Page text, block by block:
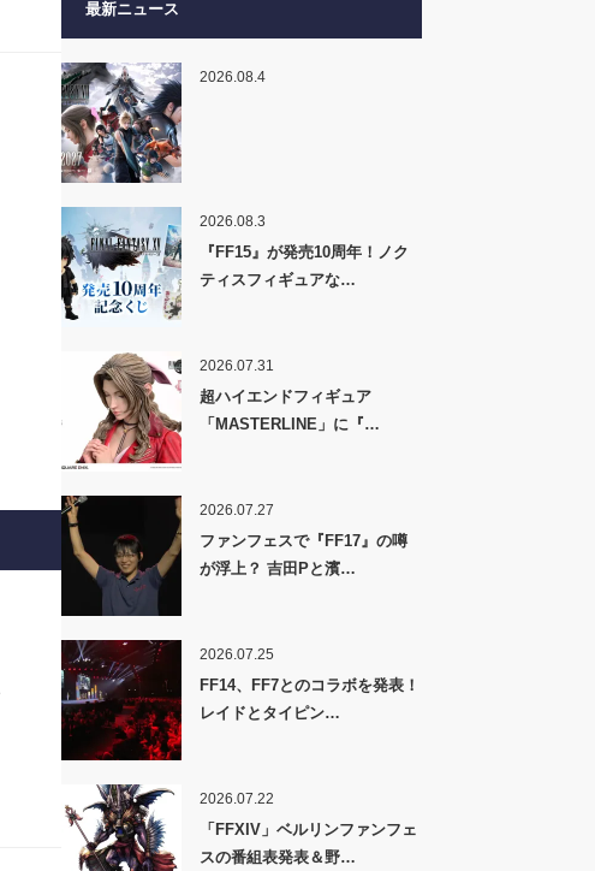
最新ニュース
2026.08.4
2026.08.3
『FF15』が発売10周年！ノク
ティスフィギュアな…
2026.07.31
超ハイエンドフィギュア
「MASTERLINE」に『…
2026.07.27
ファンフェスで『FF17』の噂
が浮上？ 吉田Pと濱…
2026.07.25
FF14、FF7とのコラボを発表！
レイドとタイピン…
2026.07.22
「FFXIV」ベルリンファンフェ
スの番組表発表＆野…